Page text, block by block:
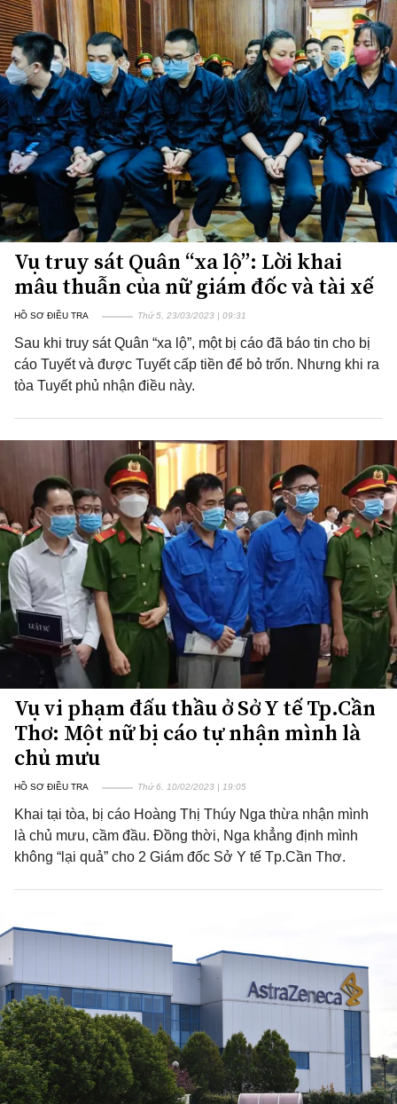
Vụ truy sát Quân “xa lộ”: Lời khai
mâu thuẫn của nữ giám đốc và tài xế
HỒ SƠ ĐIỀU TRA Thứ 5, 23/03/2023 | 09:31
Sau khi truy sát Quân “xa lộ”, một bị cáo đã báo tin cho bị
cáo Tuyết và được Tuyết cấp tiền để bỏ trốn. Nhưng khi ra
tòa Tuyết phủ nhận điều này.
Vụ vi phạm đấu thầu ở Sở Y tế Tp.Cần
Thơ: Một nữ bị cáo tự nhận mình là
chủ mưu
HỒ SƠ ĐIỀU TRA Thứ 6, 10/02/2023 | 19:05
Khai tại tòa, bị cáo Hoàng Thị Thúy Nga thừa nhận mình
là chủ mưu, cầm đầu. Đồng thời, Nga khẳng định mình
không “lại quả” cho 2 Giám đốc Sở Y tế Tp.Cần Thơ.